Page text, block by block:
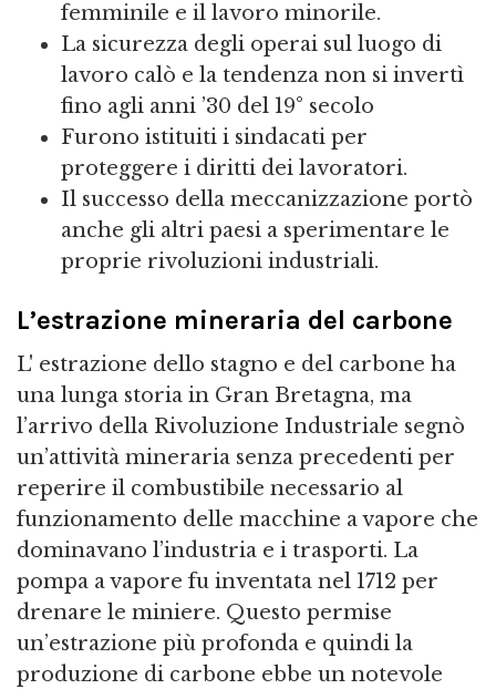
femminile e il lavoro minorile.
La sicurezza degli operai sul luogo di
lavoro calò e la tendenza non si invertì
fino agli anni ’30 del 19° secolo
Furono istituiti i sindacati per
proteggere i diritti dei lavoratori.
Il successo della meccanizzazione portò
anche gli altri paesi a sperimentare le
proprie rivoluzioni industriali.
L’estrazione mineraria del carbone
L' estrazione dello stagno e del carbone ha
una lunga storia in Gran Bretagna, ma
l’arrivo della Rivoluzione Industriale segnò
un’attività mineraria senza precedenti per
reperire il combustibile necessario al
funzionamento delle macchine a vapore che
dominavano l’industria e i trasporti. La
pompa a vapore fu inventata nel 1712 per
drenare le miniere. Questo permise
un’estrazione più profonda e quindi la
produzione di carbone ebbe un notevole